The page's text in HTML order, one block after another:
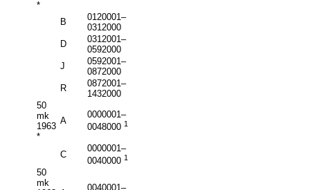
*
B
0120001–
0312000
D
0312001–
0592000
J
0592001–
0872000
R
0872001–
1432000
50
mk
1963
*
A
0000001–
0048000 1
C
0000001–
0040000 1
50
mk
0040001–